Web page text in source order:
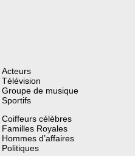
Acteurs
Télévision
Groupe de musique
Sportifs
Coiffeurs célèbres
Familles Royales
Hommes d’affaires
Politiques